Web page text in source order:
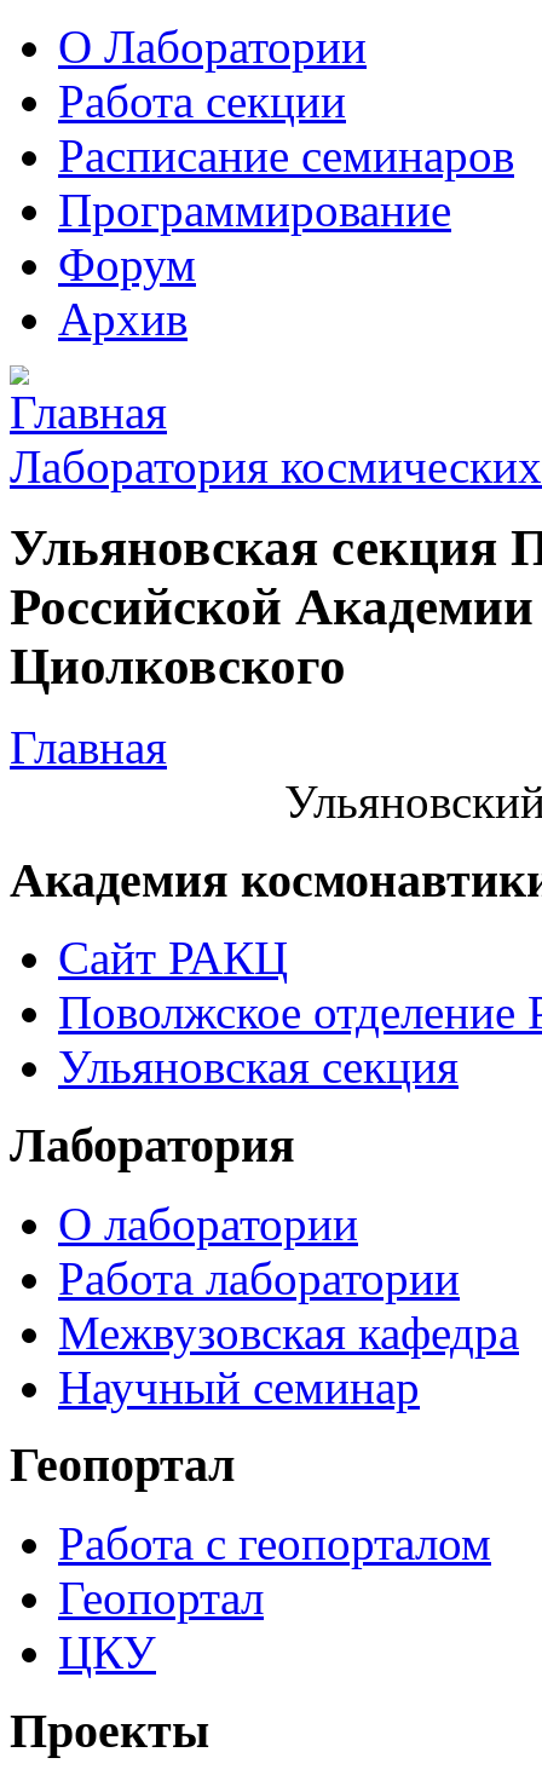
О Лаборатории
Работа секции
Расписание семинаров
Программирование
Форум
Архив
Лаборатория
Ульяновская секция
Российской
Циолковского
Главная
Академия
Сайт РАКЦ
Поволжское
Ульяновская секция
Лаборатория
О лаборатории
Работа лаборатории
Межвузовская кафедра
Научный семинар
Геопортал
Работа с геопорталом
Геопортал
ЦКУ
Проекты